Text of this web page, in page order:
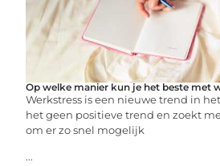
Op welke manier kun je het beste met
Werkstress is een nieuwe trend in
het geen positieve trend en zoekt
om er zo snel mogelijk
...